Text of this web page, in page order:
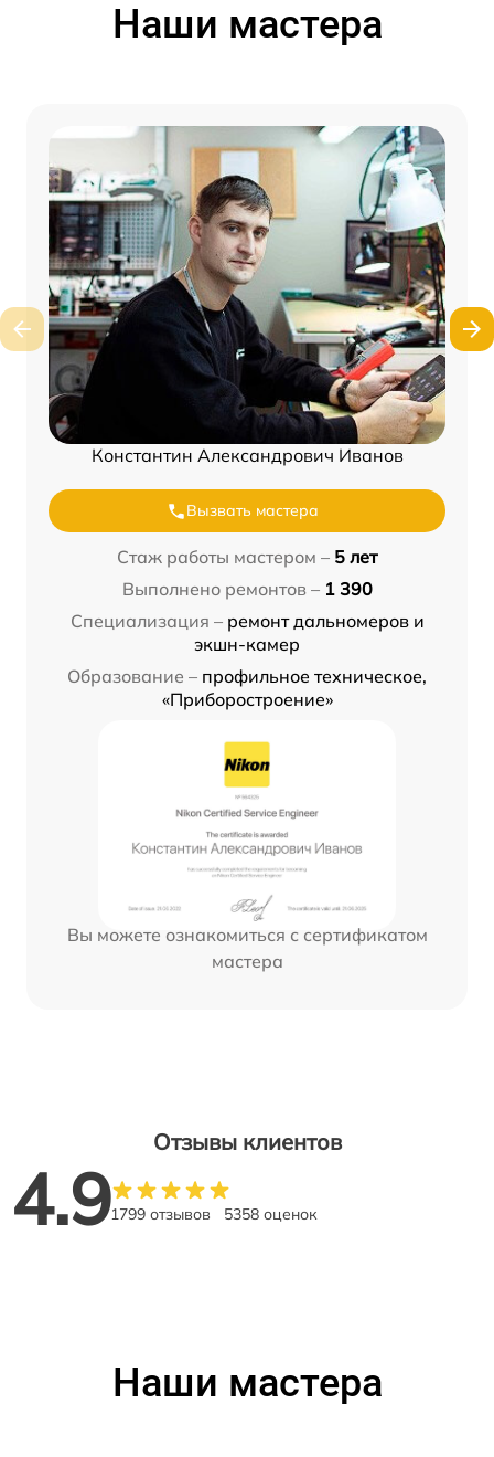
Наши мастера
Константин Александрович Иванов
Вызвать мастера
Стаж работы мастером – 5 лет
Выполнено ремонтов – 1 390
Специализация – ремонт дальномеров и
экшн-камер
Образование – профильное техническое,
«Приборостроение»
Вы можете ознакомиться с сертификатом
мастера
Отзывы клиентов
4.91799 отзывов 5358 оценок
Наши мастера